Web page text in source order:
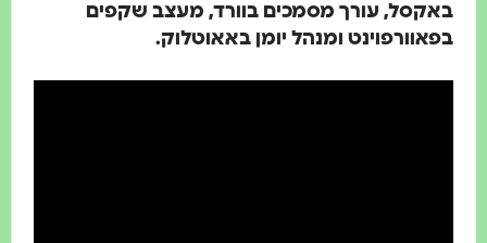
עורך מסמכים בוורד, מעצב שקפים
ומנהל יומן באאוטלוק.